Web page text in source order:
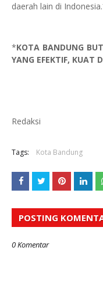
daerah lain di
*KOTA BANDUNG
YANG EFEKTIF, KUAT
Redaksi
Tags: Kota Bandung
POSTING
0 Komentar